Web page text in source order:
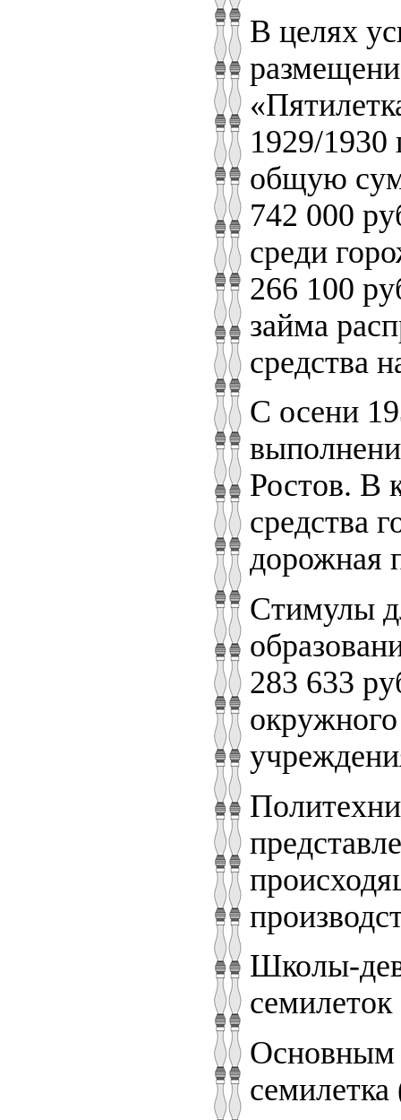
В целях
1929/1930
общую
742 000
среди
266 100
займа
средства
С осени
Ростов. В
средства
дорожная
Стимулы
283 633
Школы-
Основным